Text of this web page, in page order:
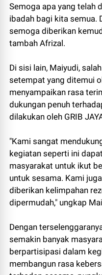
Semoga apa yang telah
ibadah bagi kita semua.
semoga diberikan
tambah Afrizal.
Di sisi lain, Maiyudi,
setempat yang ditemui
menyampaikan rasa
dukungan penuh
dilakukan oleh GRIB
"Kami sangat
kegiatan seperti ini
masyarakat untuk ikut
untuk sesama. Kami
diberikan kelimpahan
dipermudah," ungkap
Dengan
semakin banyak
berpartisipasi dalam
membangun rasa